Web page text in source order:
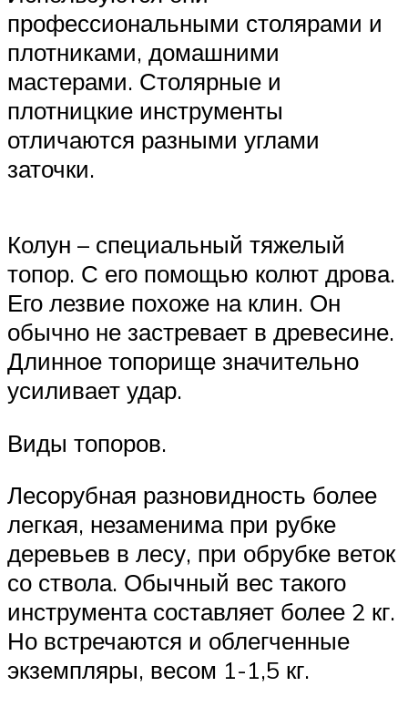
профессиональными столярами и
плотниками, домашними
мастерами. Столярные и
плотницкие инструменты
отличаются разными углами
заточки.
Колун – специальный тяжелый
топор. С его помощью колют дрова.
Его лезвие похоже на клин. Он
обычно не застревает в древесине.
Длинное топорище значительно
усиливает удар.
Виды топоров.
Лесорубная разновидность более
легкая, незаменима при рубке
деревьев в лесу, при обрубке веток
со ствола. Обычный вес такого
инструмента составляет более 2 кг.
Но встречаются и облегченные
экземпляры, весом 1-1,5 кг.